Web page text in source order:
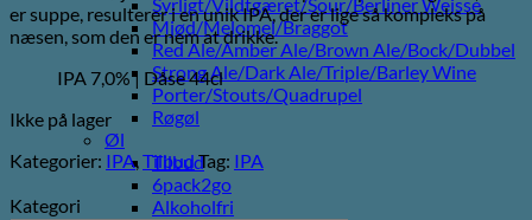
Mjød/Melomel/Braggot
Red Ale/Amber Ale/Brown Ale/Bock/Dubbel
Strong Ale/Dark Ale/Triple/Barley Wine
Porter/Stouts/Quadrupel
Røgøl
Øl
Tilbud
6pack2go
Alkoholfri
er suppe, resulterer i en unik IPA, der er lige så kompleks på
næsen, som den er nem at drikke.
IPA 7,0% | Dåse 44cl
Ikke på lager
Kategorier: IPA,TilbudTag: IPA
Kategori